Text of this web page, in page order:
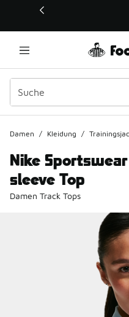
Dieser Link öffnet sich in
Damen / Kleidung /
Nike
sleeve Top
Damen Track Tops